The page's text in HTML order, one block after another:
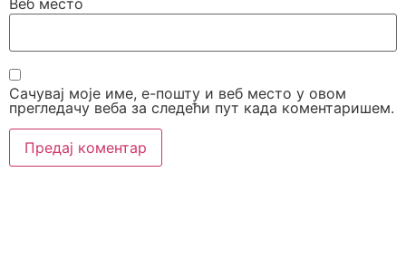
Веб место
Сачувај моје име, е-пошту и веб место у овом
прегледачу веба за следећи пут када коментаришем.